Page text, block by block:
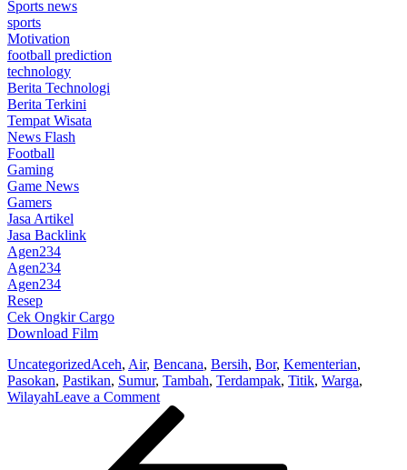
Sports news
sports
Motivation
football prediction
technology
Berita Technologi
Berita Terkini
Tempat Wisata
News Flash
Football
Gaming
Game News
Gamers
Jasa Artikel
Jasa Backlink
Agen234
Agen234
Agen234
Resep
Cek Ongkir Cargo
Download Film
UncategorizedAceh, Air, Bencana, Bersih, Bor, Kementerian,
Pasokan, Pastikan, Sumur, Tambah, Terdampak, Titik, Warga,
WilayahLeave a Commenton
Pastikan
Pasokan
Air
Bersih